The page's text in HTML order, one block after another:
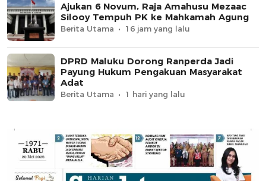
Ajukan 6 Novum, Raja Amahusu Mezaac
Silooy Tempuh PK ke Mahkamah Agung
Berita Utama 16 jam yang lalu
DPRD Maluku Dorong Ranperda Jadi
Payung Hukum Pengakuan Masyarakat
Adat
Berita Utama 1 hari yang lalu